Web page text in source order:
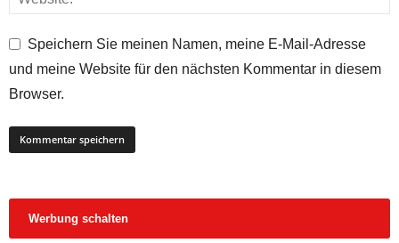
Speichern Sie meinen Namen, meine E-Mail-Adresse
und meine Website für den nächsten Kommentar in diesem
Browser.
Werbung schalten